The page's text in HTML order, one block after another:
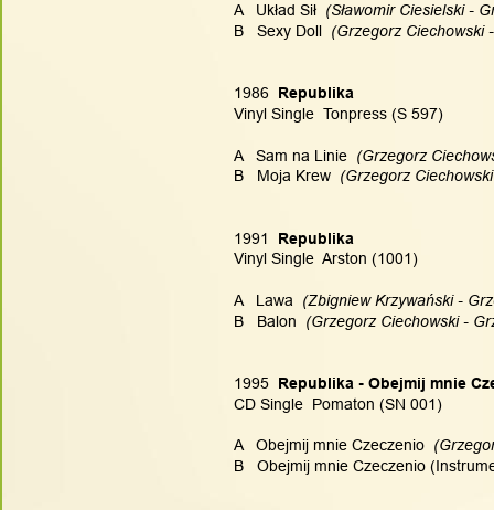
A   Układ Sił
(Sławomir Ciesielski -
B   Sexy Doll
(Grzegorz Ciechowski
1986
  Republika
Vinyl Single  Tonpress (S 597)
A   Sam na Linie
(Grzegorz
B   Moja Krew
(Grzegorz
1991
  Republika
Vinyl Single  Arston (1001)
A   Lawa
(Zbigniew Krzywański -
B   Balon
(Grzegorz Ciechowski -
1995
Republika - Obejmij mnie
CD Single  Pomaton (SN 001)
A   Obejmij mnie Czeczenio
B   Obejmij mnie Czeczenio